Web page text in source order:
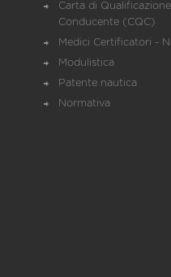
Carta di Qualificazione
Conducente (CQC)
Medici Certificatori -
Modulistica
Patente nautica
Normativa